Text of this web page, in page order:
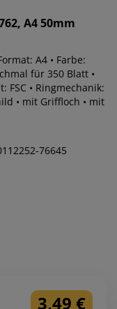
A4 50mm
A4 • Farbe:
für 350 Blatt •
FSC • Ringmechanik:
• mit Griffloch • mit
76645
3,49 €